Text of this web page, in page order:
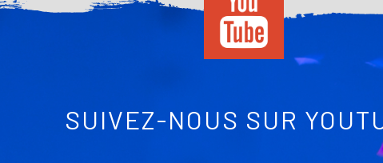
SUIVEZ-NOUS SUR